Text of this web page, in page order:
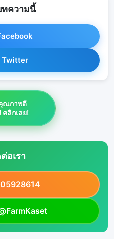
ทความนี้
Twitter
ณภาพดี
คลิกเลย!
อเรา